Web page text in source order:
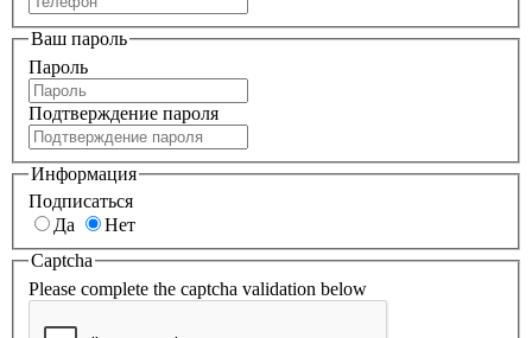
Ваш пароль
Пароль
Подтверждение пароля
Информация
Подписаться
Да
Нет
Captcha
Please complete the captcha validation below